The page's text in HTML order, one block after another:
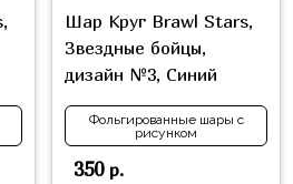
Шар Круг Brawl Stars,
Звездные бойцы,
дизайн №3, Синий
Фольгированные шары с
рисунком
350р.